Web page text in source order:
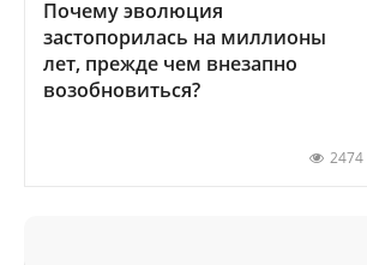
Почему эволюция
застопорилась на миллионы
лет, прежде чем внезапно
возобновиться?
2474